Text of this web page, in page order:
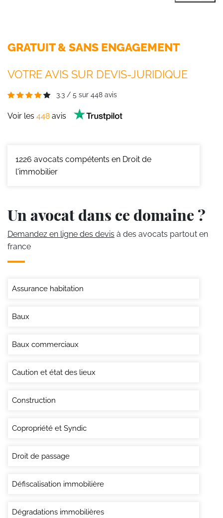
GRATUIT & SANS ENGAGEMENT
VOTRE AVIS SUR DEVIS-JURIDIQUE
3.3 / 5 sur 448 avis
Voir les 448 avis
1226 avocats compétents en Droit de
l'immobilier
Un avocat dans ce domaine ?
Demandez en ligne des devis à des avocats partout en
france
Assurance habitation
Baux
Baux commerciaux
Caution et état des lieux
Construction
Copropriété et Syndic
Droit de passage
Défiscalisation immobilière
Dégradations immobilières